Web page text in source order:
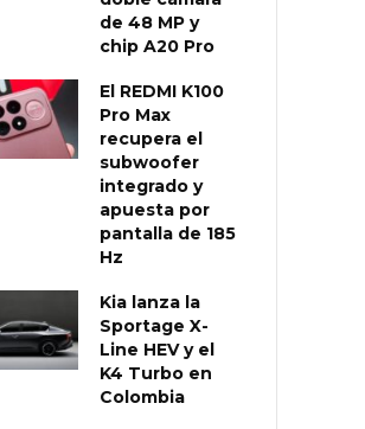
de 48 MP y
chip A20 Pro
El REDMI K100
Pro Max
recupera el
subwoofer
integrado y
apuesta por
pantalla de 185
Hz
Kia lanza la
Sportage X-
Line HEV y el
K4 Turbo en
Colombia